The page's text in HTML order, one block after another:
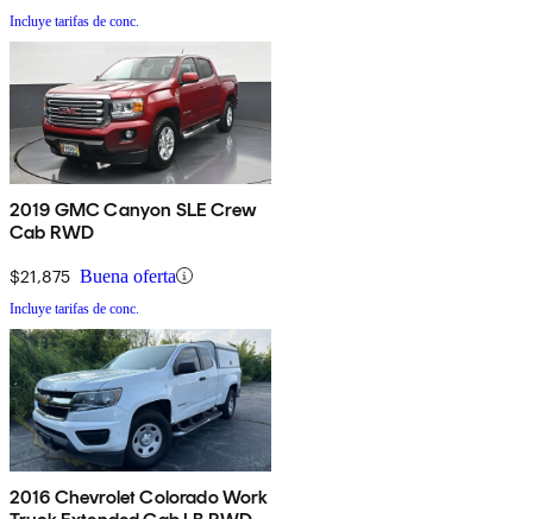
Incluye tarifas de conc.
2019 GMC Canyon SLE Crew
Cab RWD
$21,875 Buena oferta
Incluye tarifas de conc.
2016 Chevrolet Colorado Work